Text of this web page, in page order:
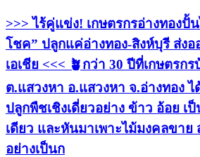
>>> ไร้คู่แข่ง! เกษตรกรอ่างทองปั้
โชค” ปลูกแค่อ่างทอง-สิงห์บุรี ส่งอ
เอเชีย <<< 🪴กว่า 30 ปีที่เกษตรก
ต.แสวงหา อ.แสวงหา จ.อ่างทอง
ปลูกพืชเชิงเดี่ยวอย่าง ข้าว อ้อย เ
เดียว และหันมาเพาะไม้มงคลขาย
อย่างเป็นก